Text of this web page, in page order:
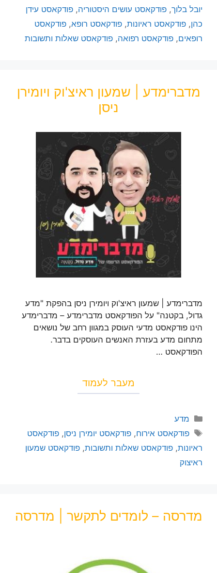
יובל בלוך, פודקאסט עושים היסטוריה, פודקאסט עידן
כהן, פודקאסט ראיונות, פודקאסט רופא, פודקאסט
רופאים, פודקאסט רפואה, פודקאסט שאלות ותשובות
מדברימדע | שמעון ראיצ'וק ויומירן
ניסן
מדברימדע | שמעון ראיצ'וק ויומירן ניסן בהפקת "מדע
גדול, בקטנה" על הפודקאסט מדברימדע – מדברימדע
הינו פודקאסט מדעי העוסק במגוון רחב של נושאים
מתחום מדע בעזרת האנשים העוסקים בדבר.
הפודקאסט …
מעבר לעמוד
מדע
פודקאסט אירוח,פודקאסט יומירן ניסן,פודקאסט
ראיונות, פודקאסט שאלות ותשובות, פודקאסט שמעון
ראיצוק
מדרסה – לומדים לתקשר | מדרסה